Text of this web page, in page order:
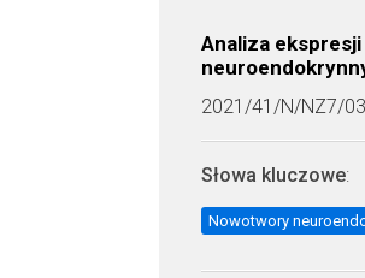
Analiza
2021/41/N/NZ7/
Słowa kluczowe:
Nowotwory